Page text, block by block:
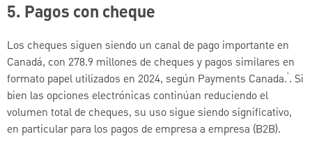
5.Pagos con cheque
Los cheques siguen siendo un canal de pago importante en
Canadá, con 278.9 millones de cheques y pagos similares en
formato papel utilizados en 2024, según Payments Canada.¹. Si
bien las opciones electrónicas continúan reduciendo el
volumen total de cheques, su uso sigue siendo significativo,
en particular para los pagos de empresa a empresa (B2B).